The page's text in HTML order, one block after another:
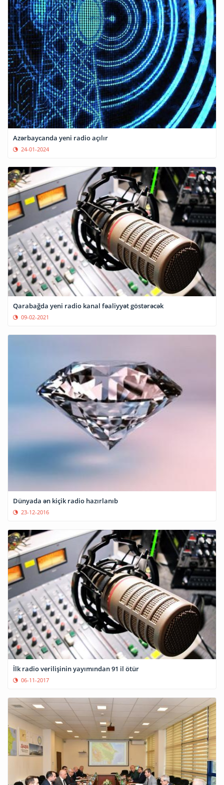
Azərbaycanda yeni radio açılır
24-01-2024
Qarabağda yeni radio kanal fəaliyyət göstərəcək
09-02-2021
Dünyada ən kiçik radio hazırlanıb
23-12-2016
İlk radio verilişinin yayımından 91 il ötür
06-11-2017